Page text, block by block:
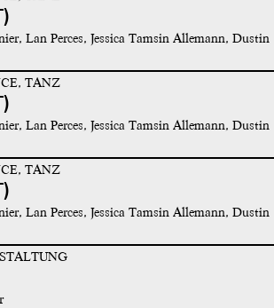
Lan Perces, Jessica Tamsin Allemann, Dustin
TANZ
Lan Perces, Jessica Tamsin Allemann, Dustin
TANZ
Lan Perces, Jessica Tamsin Allemann, Dustin